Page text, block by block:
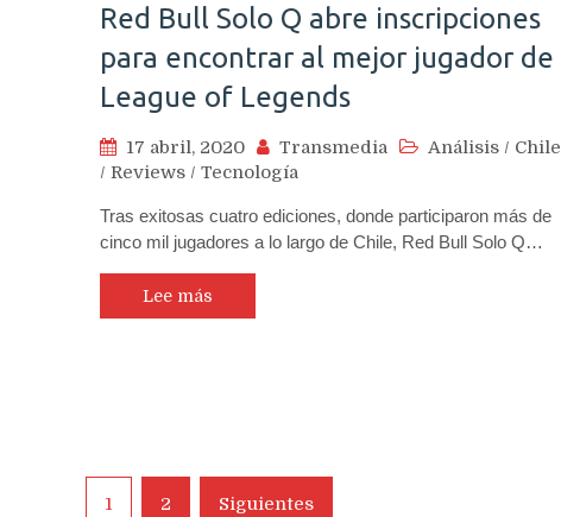
Red Bull Solo Q abre inscripciones
para encontrar al mejor jugador de
League of Legends
17 abril, 2020 Transmedia Análisis / Chile
/ Reviews / Tecnología
Tras exitosas cuatro ediciones, donde participaron más de
cinco mil jugadores a lo largo de Chile, Red Bull Solo Q…
Lee más
Navegación
1 2 Siguientes